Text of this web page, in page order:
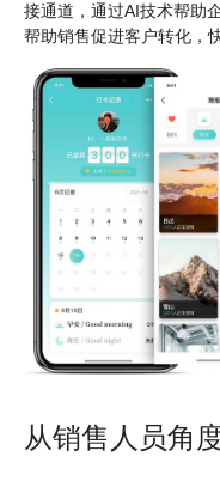
接通道，通过AI技术帮助
帮助销售促进客户转化，
从销售人员角